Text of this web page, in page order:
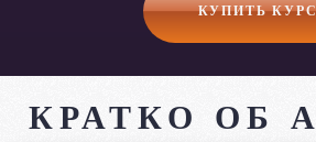
КУПИТЬ
КРАТКО ОБ